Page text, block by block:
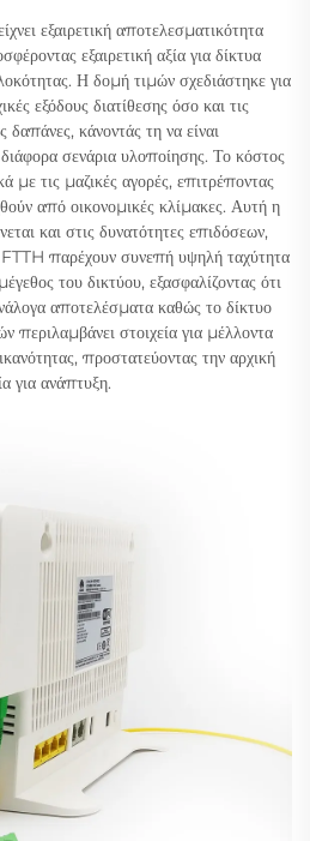
εξαιρετική αποτελεσματικότητα
εξαιρετική αξία για δίκτυα
Η δομή τιμών σχεδιάστηκε για
εξόδους διατίθεσης όσο και τις
κάνοντάς τη να είναι
σενάρια υλοποίησης. Το κόστος
με τις μαζικές αγορές, επιτρέποντας
από οικονομικές κλίμακες. Αυτή η
και στις δυνατότητες επιδόσεων,
FTTH παρέχουν συνεπή υψηλή ταχύτητα
του δικτύου, εξασφαλίζοντας ότι
αποτελέσματα καθώς το δίκτυο
περιλαμβάνει στοιχεία για μέλλοντα
προστατεύοντας την αρχική
για ανάπτυξη.